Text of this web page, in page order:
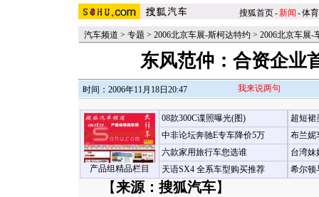
搜狐首页-新闻 -体育
汽车频道 > 专题 > 2006北京车展-斯柯达特约 > 2006北京车展-
东风范仲：合资企业
时间：2006年11月18日20:47 我来说两句
产品组精品栏目
08款300C谍照曝光(图)
中非论坛奔驰E专车降价5万
六款家用旅行车您选谁
天语SX4 全系车型购买推荐
超短裙
布兰妮
台湾妹
希尔顿
【来源：搜狐汽车】